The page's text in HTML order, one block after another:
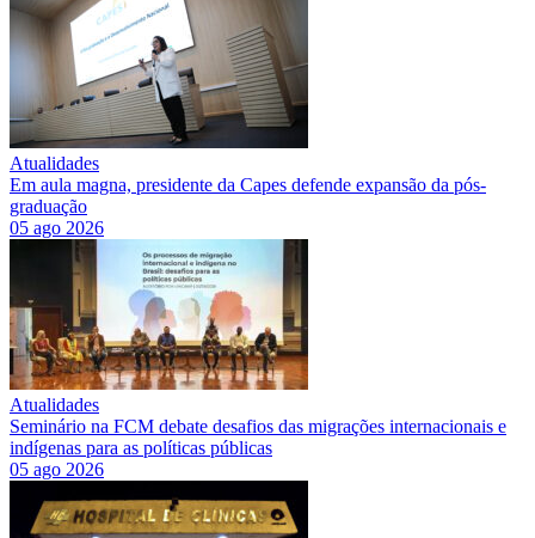
Atualidades
Em aula magna, presidente da Capes defende expansão da pós-
graduação
05 ago 2026
Atualidades
Seminário na FCM debate desafios das migrações internacionais e
indígenas para as políticas públicas
05 ago 2026